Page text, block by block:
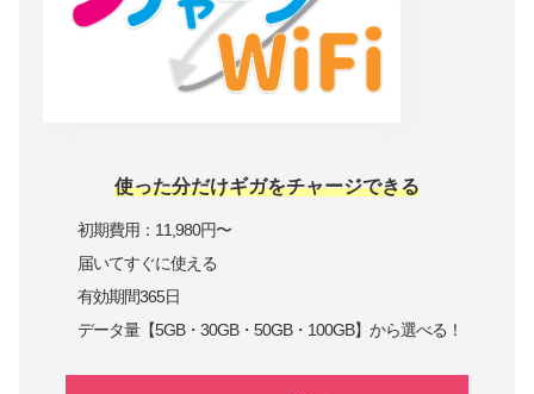
使った分だけギガをチャージできる
初期費用：11,980円〜
届いてすぐに使える
有効期間365日
データ量【5GB・30GB・50GB・100GB】から選べる！